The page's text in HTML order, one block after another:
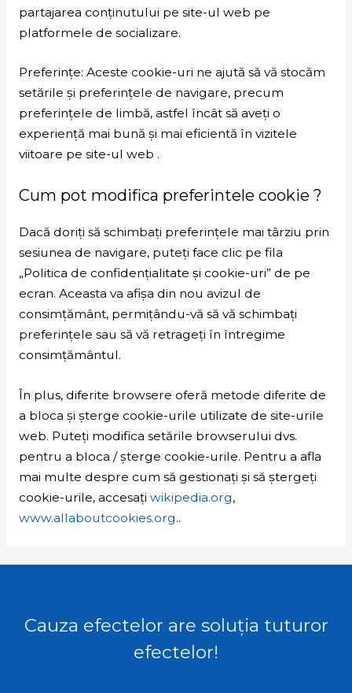
partajarea conținutului pe site-ul web pe
platformele de socializare.
Preferințe: Aceste cookie-uri ne ajută să vă stocăm
setările și preferințele de navigare, precum
preferințele de limbă, astfel încât să aveți o
experiență mai bună și mai eficientă în vizitele
viitoare pe site-ul web .
Cum pot modifica preferintele cookie ?
Dacă doriți să schimbați preferințele mai târziu prin
sesiunea de navigare, puteți face clic pe fila
„Politica de confidențialitate și cookie-uri” de pe
ecran. Aceasta va afișa din nou avizul de
consimțământ, permițându-vă să vă schimbați
preferințele sau să vă retrageți în întregime
consimțământul.
În plus, diferite browsere oferă metode diferite de
a bloca și șterge cookie-urile utilizate de site-urile
web. Puteți modifica setările browserului dvs.
pentru a bloca / șterge cookie-urile. Pentru a afla
mai multe despre cum să gestionați și să ștergeți
cookie-urile, accesați wikipedia.org,
www.allaboutcookies.org..
Cauza efectelor are soluția tuturor
efectelor!